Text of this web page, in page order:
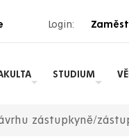
Login:
STUDIUM
zástupkyně/